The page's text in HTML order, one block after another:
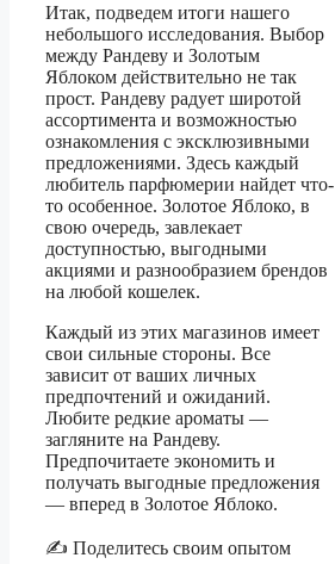
Итак, подведем итоги нашего
небольшого исследования. Выбор
между Рандеву и Золотым
Яблоком действительно не так
прост. Рандеву радует широтой
ассортимента и возможностью
ознакомления с эксклюзивными
предложениями. Здесь каждый
любитель парфюмерии найдет что-
то особенное. Золотое Яблоко, в
свою очередь, завлекает
доступностью, выгодными
акциями и разнообразием брендов
на любой кошелек.
Каждый из этих магазинов имеет
свои сильные стороны. Все
зависит от ваших личных
предпочтений и ожиданий.
Любите редкие ароматы —
загляните на Рандеву.
Предпочитаете экономить и
получать выгодные предложения
— вперед в Золотое Яблоко.
✍️ Поделитесь своим опытом